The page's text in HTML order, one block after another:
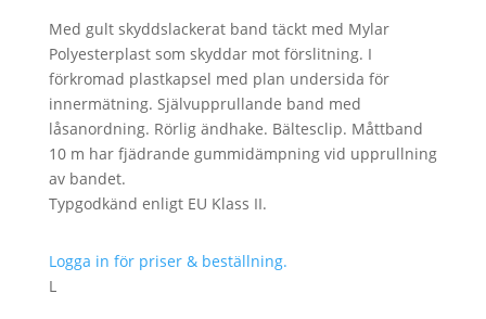
Med gult skyddslackerat band täckt med Mylar
Polyesterplast som skyddar mot förslitning. I
förkromad plastkapsel med plan undersida för
innermätning. Självupprullande band med
låsanordning. Rörlig ändhake. Bältesclip. Måttband
10 m har fjädrande gummidämpning vid upprullning
av bandet.
Typgodkänd enligt EU Klass II.
Logga in för priser & beställning.
L